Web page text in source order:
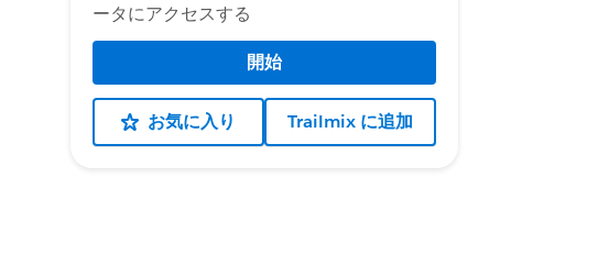
ータにアクセスする
開始
お気に入り Trailmix に追加